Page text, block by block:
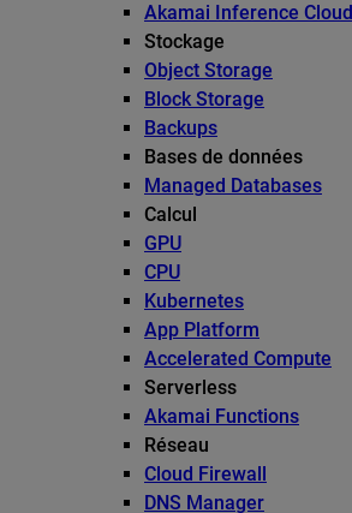
Akamai Inference Cloud
Stockage
Object Storage
Block Storage
Backups
Bases de données
Managed Databases
Calcul
GPU
CPU
Kubernetes
App Platform
Accelerated Compute
Serverless
Akamai Functions
Réseau
Cloud Firewall
DNS Manager